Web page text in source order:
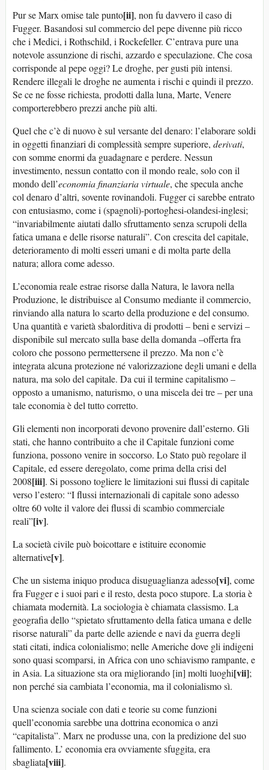
Pur se Marx omise tale punto[ii], non fu davvero il caso di
Fugger. Basandosi sul commercio del pepe divenne più ricco
che i Medici, i Rothschild, i Rockefeller. C’entrava pure una
notevole assunzione di rischi, azzardo e speculazione. Che cosa
corrisponde al pepe oggi? Le droghe, per gusti più intensi.
Rendere illegali le droghe ne aumenta i rischi e quindi il prezzo.
Se ce ne fosse richiesta, prodotti dalla luna, Marte, Venere
comporterebbero prezzi anche più alti.
Quel che c’è di nuovo è sul versante del denaro: l’elaborare soldi
in oggetti finanziari di complessità sempre superiore, derivati,
con somme enormi da guadagnare e perdere. Nessun
investimento, nessun contatto con il mondo reale, solo con il
mondo dell’economia finanziaria virtuale, che specula anche
col denaro d’altri, sovente rovinandoli. Fugger ci sarebbe entrato
con entusiasmo, come i (spagnoli)-portoghesi-olandesi-inglesi;
“invariabilmente aiutati dallo sfruttamento senza scrupoli della
fatica umana e delle risorse naturali”. Con crescita del capitale,
deterioramento di molti esseri umani e di molta parte della
natura; allora come adesso.
L’economia reale estrae risorse dalla Natura, le lavora nella
Produzione, le distribuisce al Consumo mediante il commercio,
rinviando alla natura lo scarto della produzione e del consumo.
Una quantità e varietà sbalorditiva di prodotti – beni e servizi –
disponibile sul mercato sulla base della domanda –offerta fra
coloro che possono permettersene il prezzo. Ma non c’è
integrata alcuna protezione né valorizzazione degli umani e della
natura, ma solo del capitale. Da cui il termine capitalismo –
opposto a umanismo, naturismo, o una miscela dei tre – per una
tale economia è del tutto corretto.
Gli elementi non incorporati devono provenire dall’esterno. Gli
stati, che hanno contribuito a che il Capitale funzioni come
funziona, possono venire in soccorso. Lo Stato può regolare il
Capitale, ed essere deregolato, come prima della crisi del
2008[iii]. Si possono togliere le limitazioni sui flussi di capitale
verso l’estero: “I flussi internazionali di capitale sono adesso
oltre 60 volte il valore dei flussi di scambio commerciale
reali”[iv].
La società civile può boicottare e istituire economie
alternative[v].
Che un sistema iniquo produca disuguaglianza adesso[vi], come
fra Fugger e i suoi pari e il resto, desta poco stupore. La storia è
chiamata modernità. La sociologia è chiamata classismo. La
geografia dello “spietato sfruttamento della fatica umana e delle
risorse naturali” da parte delle aziende e navi da guerra degli
stati citati, indica colonialismo; nelle Americhe dove gli indigeni
sono quasi scomparsi, in Africa con uno schiavismo rampante, e
in Asia. La situazione sta ora migliorando [in] molti luoghi[vii];
non perché sia cambiata l’economia, ma il colonialismo sì.
Una scienza sociale con dati e teorie su come funzioni
quell’economia sarebbe una dottrina economica o anzi
“capitalista”. Marx ne produsse una, con la predizione del suo
fallimento. L’ economia era ovviamente sfuggita, era
sbagliata[viii].